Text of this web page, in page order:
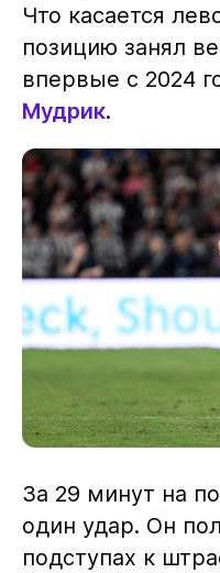
Что касается
позицию занял
впервые с 2024
Мудрик.
За 29 минут на
один удар. Он
подступах к